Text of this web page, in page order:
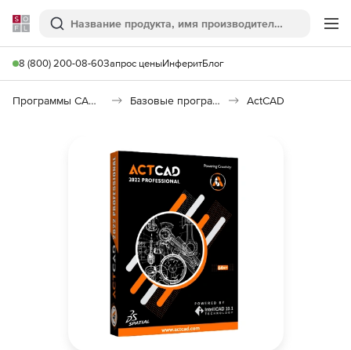
Softline
Поиск
8 (800) 200-08-60Запрос ценыИнферитБлог
Программы САПР и ГИС Базовые программы ActCAD